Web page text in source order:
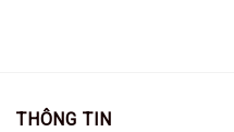
THÔNG TIN